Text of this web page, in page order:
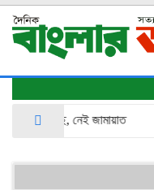
আছে, নেই জামায়াত